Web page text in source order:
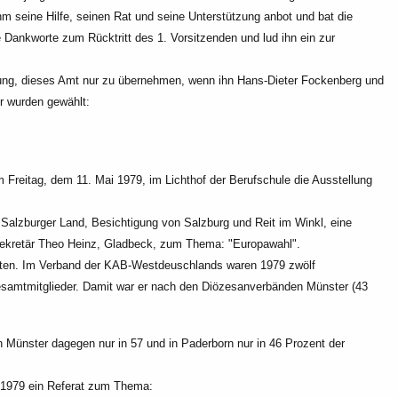
seine Hilfe, seinen Rat und seine Unterstützung anbot und bat die
Dankworte zum Rücktritt des 1. Vorsitzenden und lud ihn ein zur
dieses Amt nur zu übernehmen, wenn ihn Hans-Dieter Fockenberg und
wurden gewählt:
Freitag, dem 11. Mai 1979, im Lichthof der Berufschule die Ausstellung
Land, Besichtigung von Salzburg und Reit im Winkl, eine
Theo Heinz, Gladbeck, zum Thema: "Europawahl".
Im Verband der KAB-Westdeuschlands waren 1979 zwölf
Damit war er nach den Diözesanverbänden Münster (43
dagegen nur in 57 und in Paderborn nur in 46 Prozent der
ein Referat zum Thema: